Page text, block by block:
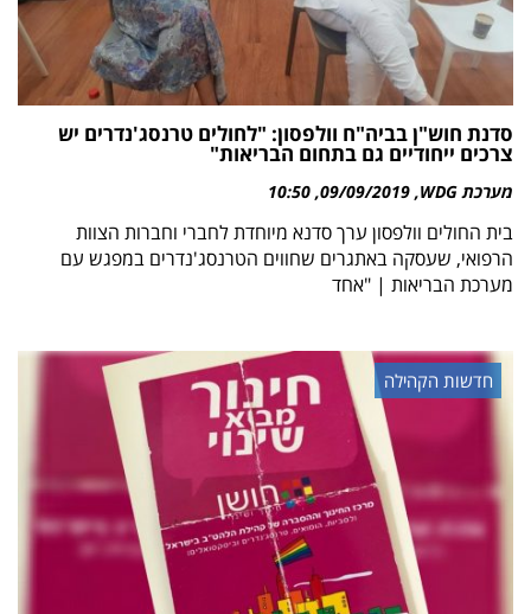
סדנת חוש"ן בביה"ח וולפסון: "לחולים טרנסג'נדרים יש
צרכים ייחודיים גם בתחום הבריאות"
מערכת WDG 09/09/2019
10:50
בית החולים וולפסון ערך סדנא מיוחדת לחברי וחברות הצוות
הרפואי, שעסקה באתגרים שחווים הטרנסג'נדרים במפגש עם
מערכת הבריאות | "אחד
חדשות הקהילה